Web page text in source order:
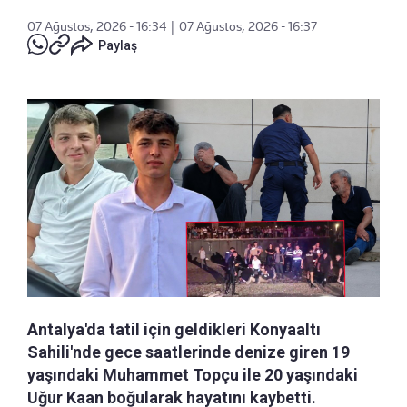
07 Ağustos, 2026 - 16:34
07 Ağustos, 2026 - 16:37
Paylaş
Antalya'da tatil için geldikleri Konyaaltı
Sahili'nde gece saatlerinde denize giren 19
yaşındaki Muhammet Topçu ile 20 yaşındaki
Uğur Kaan boğularak hayatını kaybetti.